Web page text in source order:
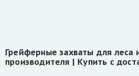
Грейферные захваты для леса
производителя | Купить с